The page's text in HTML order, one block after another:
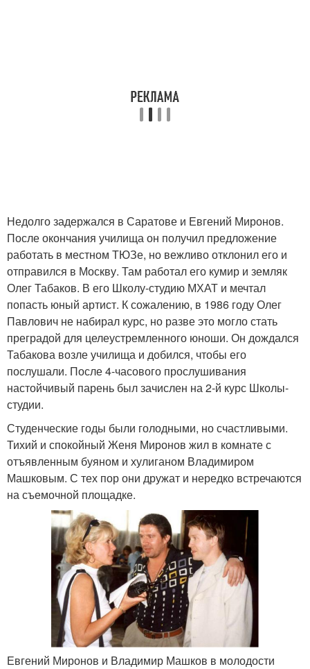
Недолго задержался в Саратове и Евгений Миронов.
После окончания училища он получил предложение
работать в местном ТЮЗе, но вежливо отклонил его и
отправился в Москву. Там работал его кумир и земляк
Олег Табаков. В его Школу-студию МХАТ и мечтал
попасть юный артист. К сожалению, в 1986 году Олег
Павлович не набирал курс, но разве это могло стать
преградой для целеустремленного юноши. Он дождался
Табакова возле училища и добился, чтобы его
послушали. После 4-часового прослушивания
настойчивый парень был зачислен на 2-й курс Школы-
студии.
Студенческие годы были голодными, но счастливыми.
Тихий и спокойный Женя Миронов жил в комнате с
отъявленным буяном и хулиганом Владимиром
Машковым. С тех пор они дружат и нередко встречаются
на съемочной площадке.
Евгений Миронов и Владимир Машков в молодости